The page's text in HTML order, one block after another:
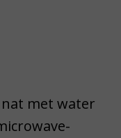
met water